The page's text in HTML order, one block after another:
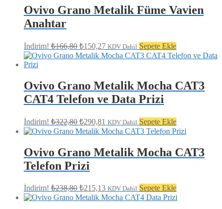
₺128,64.
Ovivo Grano Metalik Füme Vavien
Anahtar
İndirim! ₺166,80 Orijinal
fiyat:
₺150,27Şu
andaki
fiyat:
KDV Dahil Sepete Ekle
Ovivo Grano Metalik Mocha CAT3
CAT4 Telefon ve Data Prizi
İndirim! ₺322,80 Orijinal
fiyat:
₺290,81 Şu
andaki
fiyat:
₺290,81.
KDV Dahil Sepete Ekle
Ovivo Grano Metalik Mocha CAT3
Telefon Prizi
İndirim! ₺238,80 Orijinal
fiyat:
₺215,13 Şu
andaki
fiyat:
KDV Dahil Sepete Ekle